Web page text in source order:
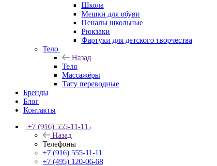
Школа
Мешки для обуви
Пеналы школьные
Рюкзаки
Фартуки для детского творчества
Тело
Назад
Тело
Массажёры
Тату переводные
Бренды
Блог
Контакты
+7 (916) 555-11-11
Назад
Телефоны
+7 (916) 555-11-11
+7 (495) 120-06-68